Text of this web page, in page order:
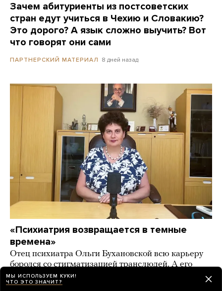
Зачем абитуриенты из постсоветских
стран едут учиться в Чехию и Словакию?
Это дорого? А язык сложно выучить? Вот
что говорят они сами
ПАРТНЕРСКИЙ МАТЕРИАЛ 8 дней назад
«Психиатрия возвращается в темные
времена»
Отец психиатра Ольги Бухановской всю карьеру
боролся со стигматизацией транслюдей. А его
дочь призывает бороться с «эпидемией
трансгендерности» в России
МЫ ИСПОЛЬЗУЕМ КУКИ!
ЧТО ЭТО ЗНАЧИТ?